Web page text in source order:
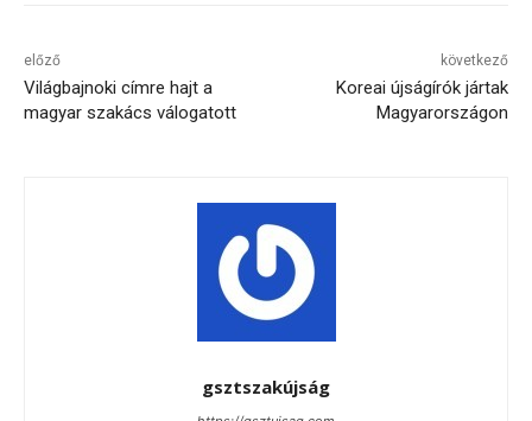
előző
Világbajnoki címre hajt a
magyar szakács válogatott
következő
Koreai újságírók jártak
Magyarországon
gsztszakújság